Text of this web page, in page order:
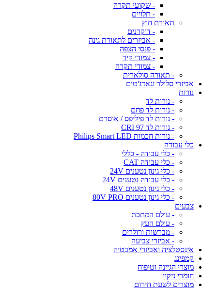
- שקועי תקרה
- תלויים
תאורת חוץ
- דוקרנים
- אביזרים לתאורת גינה
- פנסי הצפה
- צמודי קיר
- צמודי תקרה
- תאורה סולארית
אביזרי סלולר וגאדג'טים
נורות
- נורות לד
- נורות לד פחם
- נורות לד פיליפס / אוסרם
- נורות לד CRI 97
- נורות חכמות Philips Smart LED
כלי עבודה
- כלי עבודה - כללי
- כלי עבודה CAT
- כלי גינון נטענים 24V
- כלי עבודה נטענים 24V
- כלי גינון נטענים 48V
- כלי גינון נטענים 80V PRO
צבעים
- עולם המתכת
- עולם העץ
- מברשות ורולרים
- אביזרי צביעה
אינסטלציה ואביזרי אמבטיה
קמפינג
מוצרי הגיינה וטיפוח
חומרי ניקוי
מוצרים לשעת חירום